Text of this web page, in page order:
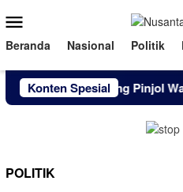
ke
kontenMobile
Beranda Nasional Politik
Konten SpesialUtang Pinjol
POLITIK